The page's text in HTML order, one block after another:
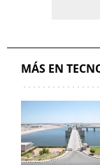
MÁS EN